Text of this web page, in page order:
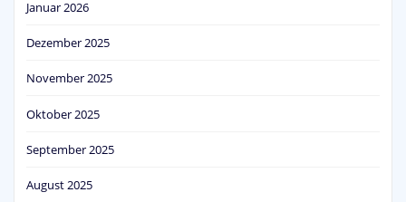
Januar 2026
Dezember 2025
November 2025
Oktober 2025
September 2025
August 2025